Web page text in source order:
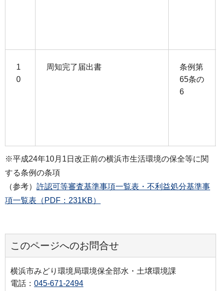
1
0
周知完了届出書
条例第
65条の
6
※平成24年10月1日改正前の横浜市生活環境の保全等に関
する条例の条項
（参考） 許認可等審査基準事項一覧表・不利益処分基準事
項一覧表（PDF：231KB）
このページへのお問合せ
横浜市みどり環境局環境保全部水・土壌環境課
電話： 045-671-2494